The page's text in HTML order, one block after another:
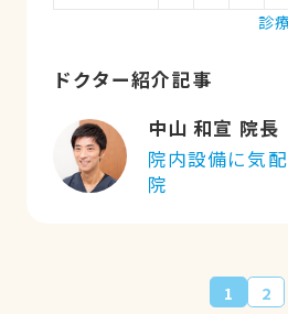
ない薬は投薬をやめたり
病の診断を受けてから闘
ご飯もおやつも食べます
す。布団をホリホリ穴堀
コもうんちも自力でしま
き嫌いも増えたけど、寝
けど、当たり前の毎日が
診
ドクター紹介記事
中山 和宣 院長
院内設備に気
院
1 2